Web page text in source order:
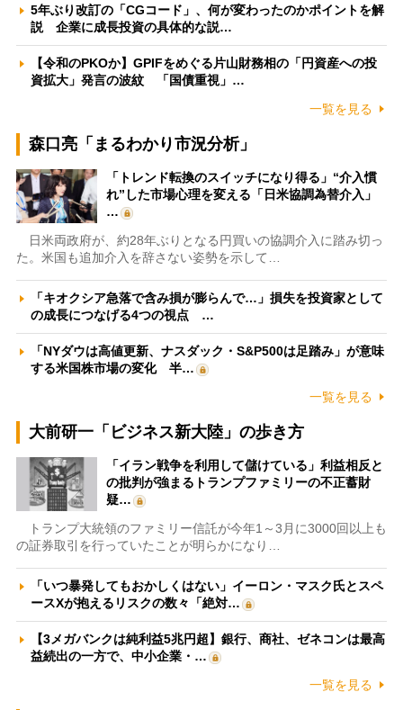
5年ぶり改訂の「CGコード」、何が変わったのかポイントを解
説 企業に成長投資の具体的な説…
【令和のPKOか】GPIFをめぐる片山財務相の「円資産への投
資拡大」発言の波紋 「国債重視」…
一覧を見る
森口亮「まるわかり市況分析」
「トレンド転換のスイッチになり得る」“介入慣
れ”した市場心理を変える「日米協調為替介入」
…
日米両政府が、約28年ぶりとなる円買いの協調介入に踏み切っ
た。米国も追加介入を辞さない姿勢を示して…
「キオクシア急落で含み損が膨らんで…」損失を投資家として
の成長につなげる4つの視点 …
「NYダウは高値更新、ナスダック・S&P500は足踏み」が意味
する米国株市場の変化 半…
一覧を見る
大前研一「ビジネス新大陸」の歩き方
「イラン戦争を利用して儲けている」利益相反と
の批判が強まるトランプファミリーの不正蓄財
疑…
トランプ大統領のファミリー信託が今年1～3月に3000回以上も
の証券取引を行っていたことが明らかになり…
「いつ暴発してもおかしくはない」イーロン・マスク氏とスペ
ースXが抱えるリスクの数々「絶対…
【3メガバンクは純利益5兆円超】銀行、商社、ゼネコンは最高
益続出の一方で、中小企業・…
一覧を見る